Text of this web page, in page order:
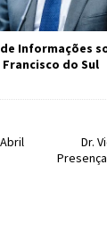
Informações
do Sul
Dr.